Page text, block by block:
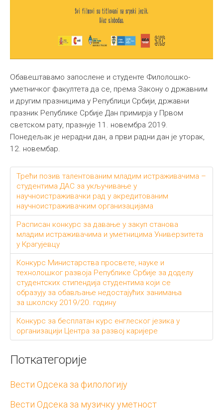
Обавештавамо запослене и студенте Филолошко-
уметничког факултета да се, према Закону о државним
и другим празницима у Републици Србији, државни
празник Републике Србије Дан примирја у Првом
светском рату, празнује 11. новембра 2019.
Понедељак је нерадни дан, а први радни дан је уторак,
12. новембар.
Трећи позив талентованим младим истраживачима –
студентима ДАС за укључивање у
научноистраживачки рад у акредитованим
научноистраживачким организацијама
Расписан конкурс за давање у закуп станова
младим истраживачима и уметницима Универзитета
у Крагујевцу
Конкурс Министарства просвете, науке и
технолошког развоја Републике Србије за доделу
студентских стипендија студентима који се
образују за обављање недостајућих занимања
за школску 2019/20. годину
Конкурс за бесплатан курс енглеског језика у
организацији Центра за развој каријере
Поткатегорије
Вести Одсека за филологију
Вести Одсека за музичку уметност